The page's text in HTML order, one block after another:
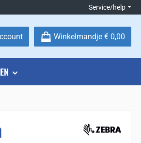
Service/help
je verlanglijstjeWinkelmandje € 0,00